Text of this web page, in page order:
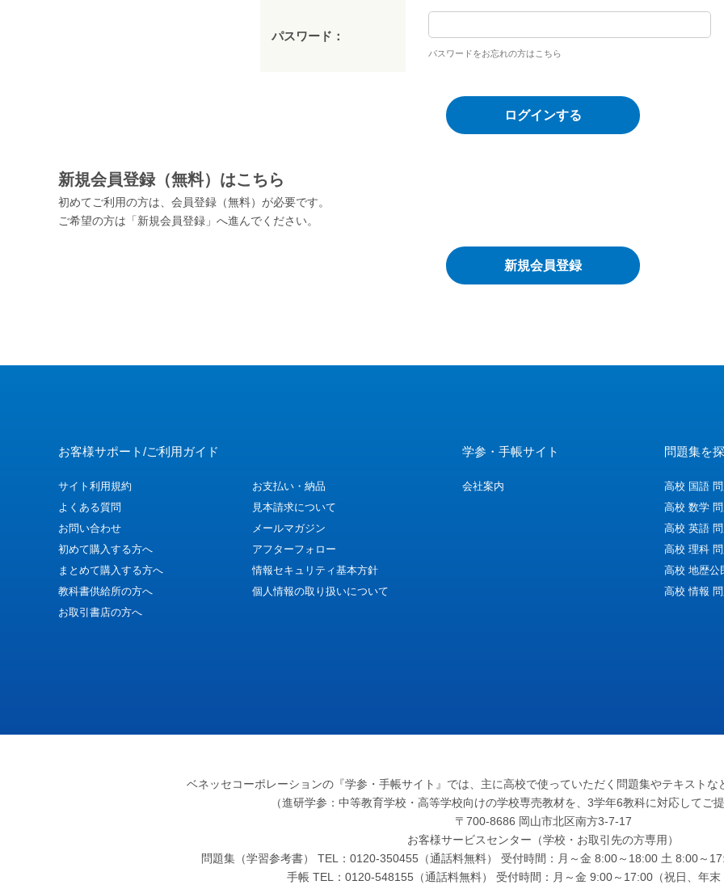
パスワード：
パスワードをお忘れの方はこちら
新規会員登録（無料）はこちら
初めてご利用の方は、会員登録（無料）が必要です。
ご希望の方は「新規会員登録」へ進んでください。
お客様サポート/ご利用ガイド
サイト利用規約
よくある質問
お問い合わせ
初めて購入する方へ
まとめて購入する方へ
教科書供給所の方へ
お取引書店の方へ
お支払い・納品
見本請求について
メールマガジン
アフターフォロー
情報セキュリティ基本方針
個人情報の取り扱いについて
学参・手帳サイト
会社案内
問題集を
高校 国語
高校 数学
高校 英語
高校 理科
高校 地歴公
高校 情報
ベネッセコーポレーションの『学参・手帳サイト』 では、主に高校で使っていただく問題集やテキストな
（進研学参：中等教育学校・高等学校向けの学校専売教材を、3学年6教科に対応してご
〒700-8686 岡山市北区南方3-7-17
お客様サービスセンター（学校・お取引先の方専用）
問題集（学習参考書） TEL：0120-350455（通話料無料） 受付時間：月～金 8:00～18:00 土 8:00～
手帳 TEL：0120-548155（通話料無料） 受付時間：月～金 9:00～17:00（祝日、年末